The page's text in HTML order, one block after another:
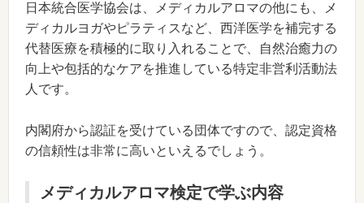
日本統合医学協会は、メディカルアロマの他にも、メ
ディカルヨガやピラティスなど、西洋医学を補完する
代替医療を積極的に取り入れることで、自然治癒力の
向上や包括的なケアを推進している特定非営利活動法
人です。
内閣府から認証を受けている団体ですので、認定資格
の信頼性は非常に高いといえるでしょう。
メディカルアロマ検定で学ぶ内容